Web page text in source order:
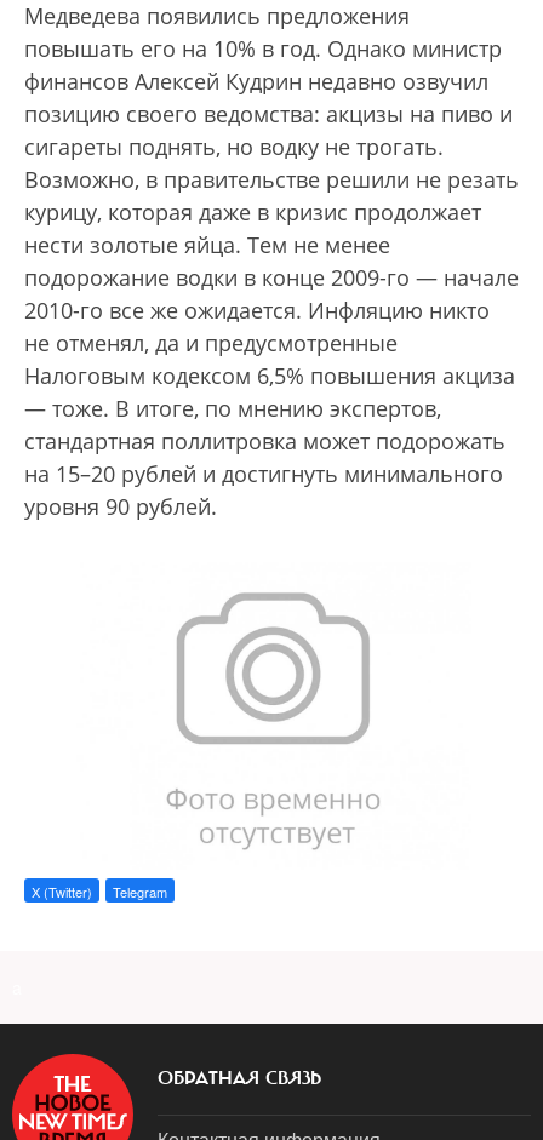
Медведева появились предложения
повышать его на 10% в год. Однако министр
финансов Алексей Кудрин недавно озвучил
позицию своего ведомства: акцизы на пиво и
сигареты поднять, но водку не трогать.
Возможно, в правительстве решили не резать
курицу, которая даже в кризис продолжает
нести золотые яйца. Тем не менее
подорожание водки в конце 2009-го — начале
2010-го все же ожидается. Инфляцию никто
не отменял, да и предусмотренные
Налоговым кодексом 6,5% повышения акциза
— тоже. В итоге, по мнению экспертов,
стандартная поллитровка может подорожать
на 15–20 рублей и достигнуть минимального
уровня 90 рублей.
X (Twitter) Telegram
ОБРАТНАЯ СВЯЗЬ